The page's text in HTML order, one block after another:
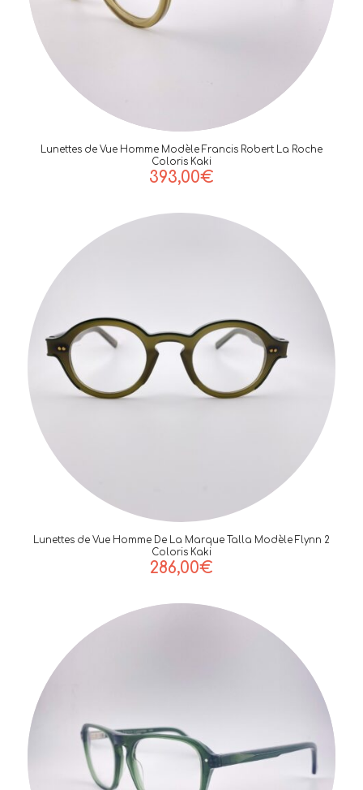
Lunettes de Vue Homme Modèle Francis Robert La Roche
Coloris Kaki
393,00€
Lunettes de Vue Homme De La Marque Talla Modèle Flynn 2
Coloris Kaki
286,00€